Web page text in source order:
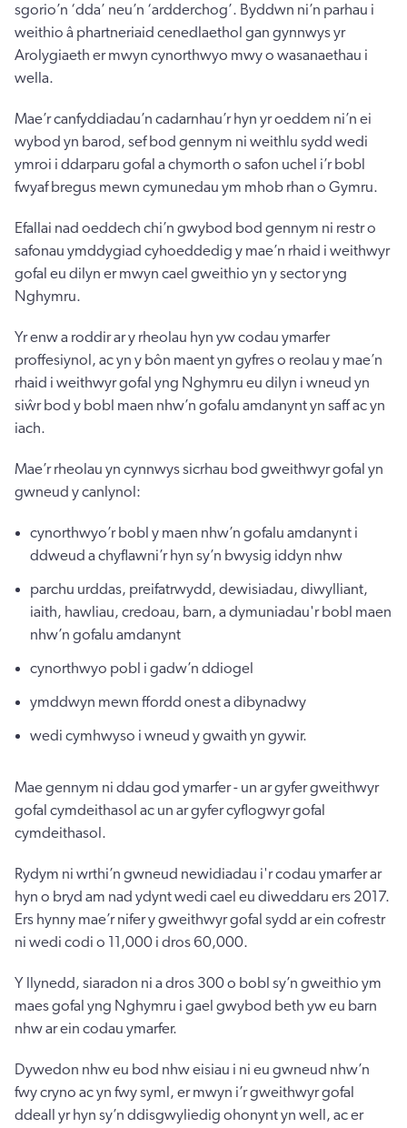
sgorio’n ‘dda’ neu’n ‘ardderchog’. Byddwn ni’n parhau i
weithio â phartneriaid cenedlaethol gan gynnwys yr
Arolygiaeth er mwyn cynorthwyo mwy o wasanaethau i
wella.
Mae’r canfyddiadau’n cadarnhau’r hyn yr oeddem ni’n ei
wybod yn barod, sef bod gennym ni weithlu sydd wedi
ymroi i ddarparu gofal a chymorth o safon uchel i’r bobl
fwyaf bregus mewn cymunedau ym mhob rhan o Gymru.
Efallai nad oeddech chi’n gwybod bod gennym ni restr o
safonau ymddygiad cyhoeddedig y mae’n rhaid i weithwyr
gofal eu dilyn er mwyn cael gweithio yn y sector yng
Nghymru.
Yr enw a roddir ar y rheolau hyn yw codau ymarfer
proffesiynol, ac yn y bôn maent yn gyfres o reolau y mae’n
rhaid i weithwyr gofal yng Nghymru eu dilyn i wneud yn
siŵr bod y bobl maen nhw’n gofalu amdanynt yn saff ac yn
iach.
Mae’r rheolau yn cynnwys sicrhau bod gweithwyr gofal yn
gwneud y canlynol:
cynorthwyo’r bobl y maen nhw’n gofalu amdanynt i
ddweud a chyflawni’r hyn sy’n bwysig iddyn nhw
parchu urddas, preifatrwydd, dewisiadau, diwylliant,
iaith, hawliau, credoau, barn, a dymuniadau'r bobl maen
nhw’n gofalu amdanynt
cynorthwyo pobl i gadw’n ddiogel
ymddwyn mewn ffordd onest a dibynadwy
wedi cymhwyso i wneud y gwaith yn gywir.
Mae gennym ni ddau god ymarfer - un ar gyfer gweithwyr
gofal cymdeithasol ac un ar gyfer cyflogwyr gofal
cymdeithasol.
Rydym ni wrthi’n gwneud newidiadau i'r codau ymarfer ar
hyn o bryd am nad ydynt wedi cael eu diweddaru ers 2017.
Ers hynny mae’r nifer y gweithwyr gofal sydd ar ein cofrestr
ni wedi codi o 11,000 i dros 60,000.
Y llynedd, siaradon ni a dros 300 o bobl sy’n gweithio ym
maes gofal yng Nghymru i gael gwybod beth yw eu barn
nhw ar ein codau ymarfer.
Dywedon nhw eu bod nhw eisiau i ni eu gwneud nhw’n
fwy cryno ac yn fwy syml, er mwyn i’r gweithwyr gofal
ddeall yr hyn sy’n ddisgwyliedig ohonynt yn well, ac er